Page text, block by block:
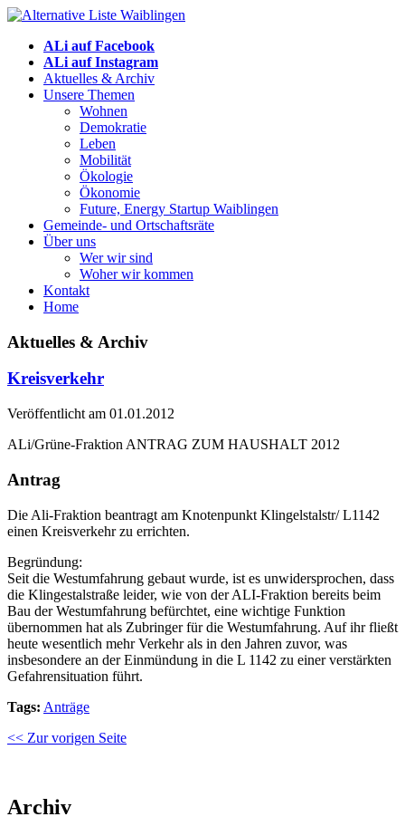
ALi auf Facebook
ALi auf Instagram
Aktuelles & Archiv
Unsere Themen
Wohnen
Demokratie
Leben
Mobilität
Ökologie
Ökonomie
Future, Energy Startup Waiblingen
Gemeinde- und Ortschaftsräte
Über uns
Wer wir sind
Woher wir kommen
Kontakt
Home
Aktuelles & Archiv
Kreisverkehr
Veröffentlicht am 01.01.2012
ALi/Grüne-Fraktion ANTRAG ZUM HAUSHALT 2012
Antrag
Die Ali-Fraktion beantragt am Knotenpunkt Klingelstalstr/ L1142
einen Kreisverkehr zu errichten.
Begründung:
Seit die Westumfahrung gebaut wurde, ist es unwidersprochen, dass
die Klingestalstraße leider, wie von der ALI-Fraktion bereits beim
Bau der Westumfahrung befürchtet, eine wichtige Funktion
übernommen hat als Zubringer für die Westumfahrung. Auf ihr fließt
heute wesentlich mehr Verkehr als in den Jahren zuvor, was
insbesondere an der Einmündung in die L 1142 zu einer verstärkten
Gefahrensituation führt.
Tags: Anträge
<< Zur vorigen Seite
Archiv